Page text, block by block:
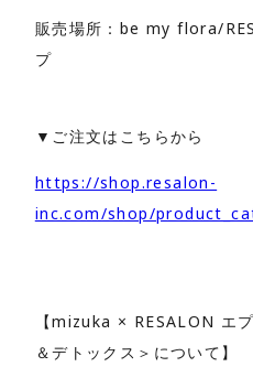
販売場所：be my flora/
プ
▼ご注文はこちらから
https://shop.resalon-
inc.com/shop/
【mizuka × RESALON エ
＆デトックス＞について】